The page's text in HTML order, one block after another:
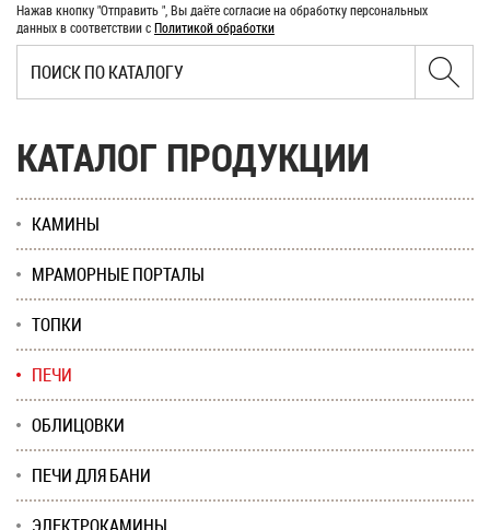
Нажав кнопку "Отправить ", Вы даёте согласие на обработку персональных
данных в соответствии сПолитикой обработки
КАТАЛОГ ПРОДУКЦИИ
КАМИНЫ
МРАМОРНЫЕ ПОРТАЛЫ
ТОПКИ
ПЕЧИ
ОБЛИЦОВКИ
ПЕЧИ ДЛЯ БАНИ